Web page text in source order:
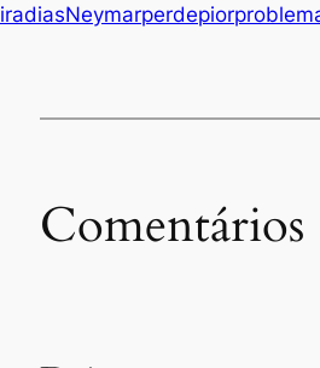
diasNeymarperdepior
Comentários